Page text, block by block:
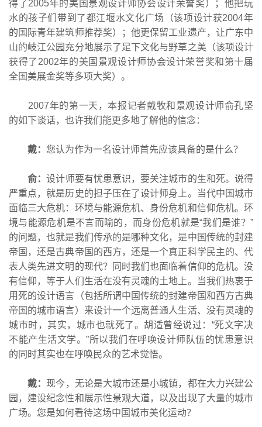
得了2005年的美国景观设计师协会设计荣誉奖）；他把玩
水的孩子们带到了都江堰水文化广场（该项设计获2004年
的国际青年建筑师推荐奖）；他更保留工业遗产，让广东中
山的岐江公园充分地展示了足下文化与野草之美（该项设计
获得了2002年的美国景观设计师协会设计荣誉奖和第十届
全国美展金奖等多项大奖）。
2007年的第一天，本报记者戴牧和景观设计师俞孔坚
的如下谈话，也许我们能更多地了解他的信念：
戴： 您认为作为一名设计师首先应该具备的是什么？
俞：设计师要有忧患意识，要关注城市的生和死。说得
严重点，就是历史的担子压在了设计师身上。当代中国城市
面临三大危机：环境与能源危机、身份危机和信仰危机。环
境与能源危机是不言而喻的，而身份危机就是“我们是谁？”
的问题，也就是我们传承的是哪种文化，是中国传统的封建
帝国，还是古典帝国的西方，还是一个真正科学民主的、代
表人类先进文明的现代？同时我们也面临着信仰的危机。没
有信仰，等于人们生活在没有灵魂的土地上。当我们热衷于
用死的设计语言（包括所谓中国传统的封建帝国和西方古典
帝国的城市语言）来设计一个远离普通人生活、没有灵魂的
城市时，其实，城市也就死了。胡适曾经说过：“死文字决
不能产生活文学。”所以我们在呼唤设计师队伍的忧患意识
的同时其实也在呼唤民众的艺术觉悟。
戴：现今，无论是大城市还是小城镇，都在大力兴建公
园，建设纪念性和展示性景观大道，以及出现了大量的城市
广场。您是如何看待这场中国城市美化运动？